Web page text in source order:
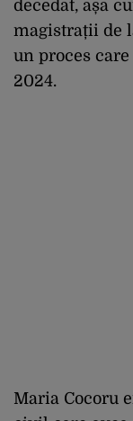
decedat, așa
magistrații de
un proces
2024.
Maria Cocoru